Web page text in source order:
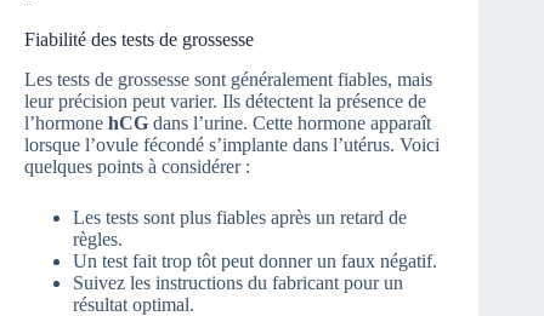
Fiabilité des tests de grossesse
Les tests de grossesse sont généralement fiables, mais
leur précision peut varier. Ils détectent la présence de
l’hormone hCG dans l’urine. Cette hormone apparaît
lorsque l’ovule fécondé s’implante dans l’utérus. Voici
quelques points à considérer :
Les tests sont plus fiables après un retard de
règles.
Un test fait trop tôt peut donner un faux négatif.
Suivez les instructions du fabricant pour un
résultat optimal.